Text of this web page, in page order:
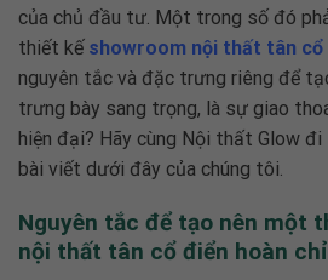
của chủ đầu tư. Một trong số đó
thiết kế showroom nội thất tân cổ
nguyên tắc và đặc trưng riêng để
trưng bày sang trọng, là sự giao
hiện đại? Hãy cùng Nội thất Glow
bài viết dưới đây của chúng tôi.
Nguyên tắc để tạo nên một
nội thất tân cổ điển hoàn